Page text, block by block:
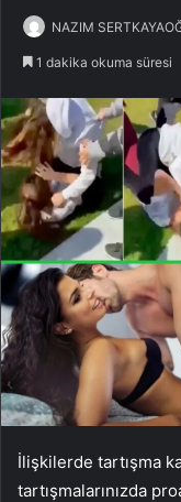
NAZIM
1 dakika okuma süresi
İlişkilerde tartışma
tartışmalarınızda